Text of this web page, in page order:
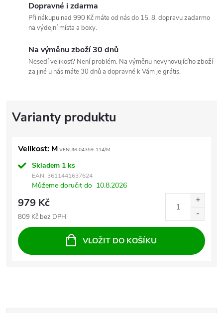
Dopravné i zdarma
Při nákupu nad 990 Kč máte od nás do 15. 8. dopravu zadarmo
na výdejní místa a boxy.
Na výměnu zboží 30 dnů
Nesedí velikost? Není problém. Na výměnu nevyhovujícího zboží
za jiné u nás máte 30 dnů a dopravné k Vám je grátis.
Velikost: M VENUM-04359-114/M
Skladem 1 ks
EAN: 3611441637624
Můžeme doručit do 10.8.2026
979 Kč
809 Kč bez DPH
VLOŽIT DO KOŠÍKU